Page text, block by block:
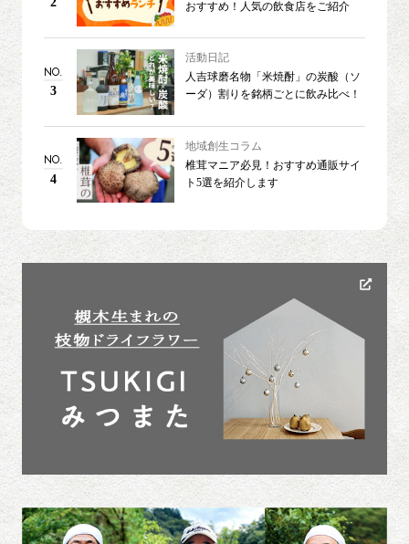
おすすめ！人気の飲食店をご紹介
NO.
3
活動日記
人吉球磨名物「米焼酎」の炭酸（ソ
ーダ）割りを銘柄ごとに飲み比べ！
NO.
4
地域創生コラム
椎茸マニア必見！おすすめ通販サイ
ト5選を紹介します